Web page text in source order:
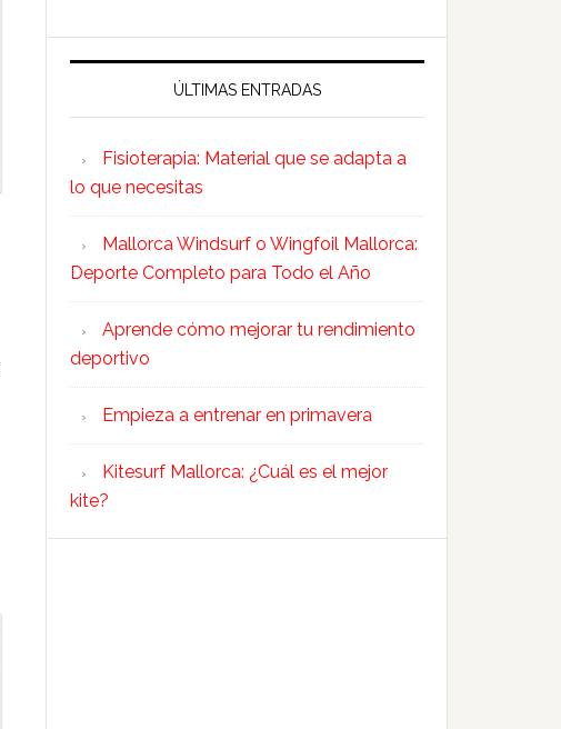
ÚLTIMAS ENTRADAS
Fisioterapia: Material que se adapta a
lo que necesitas
Mallorca Windsurf o Wingfoil Mallorca:
Deporte Completo para Todo el Año
Aprende cómo mejorar tu rendimiento
deportivo
Empieza a entrenar en primavera
Kitesurf Mallorca: ¿Cuál es el mejor
kite?